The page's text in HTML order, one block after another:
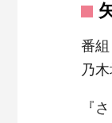
番
乃
『